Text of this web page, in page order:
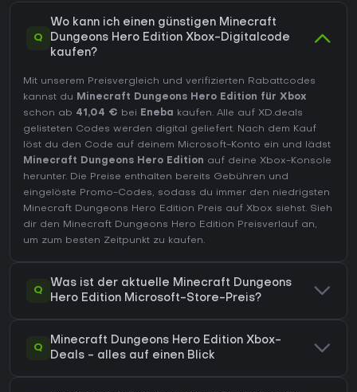
Q
Wo kann ich einen günstigen Minecraft
Dungeons Hero Edition Xbox-Digitalcode
kaufen?
Mit unserem Preisvergleich und verifizierten Rabattcodes
kannst du
Minecraft Dungeons Hero Edition für Xbox
schon ab 41,04 € bei Eneba
kaufen. Alle auf XD.deals
gelisteten Codes werden digital geliefert. Nach dem Kauf
löst du den Code auf deinem Microsoft-Konto ein und lädst
Minecraft Dungeons Hero Edition auf deine Xbox-Konsole
herunter. Die Preise enthalten bereits Gebühren und
eingelöste Promo-Codes, sodass du immer den niedrigsten
Minecraft Dungeons Hero Edition Preis auf Xbox siehst. Sieh
dir den Minecraft Dungeons Hero Edition Preisverlauf an,
um zum besten Zeitpunkt zu kaufen.
Q
Was ist der aktuelle Minecraft Dungeons
Hero Edition Microsoft-Store-Preis?
Q
Minecraft Dungeons Hero Edition Xbox-
Deals - alles auf einen Blick